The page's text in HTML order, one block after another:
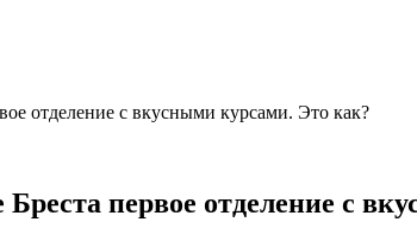
отделение с вкусными курсами. Это как?
первое отделение с